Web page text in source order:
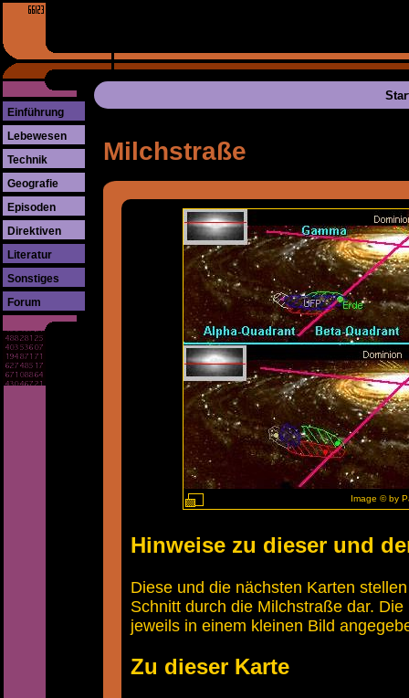
Einführung
Lebewesen
Technik
Geografie
Episoden
Direktiven
Literatur
Sonstiges
Forum
Milchstraße
Image © by
Hinweise zu dieser und
Diese und die nächsten Karten
Schnitt durch die Milchstraße dar.
jeweils in einem kleinen Bild
Zu dieser Karte